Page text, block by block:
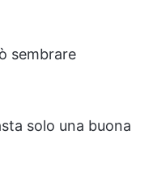
sembrare
solo una buona